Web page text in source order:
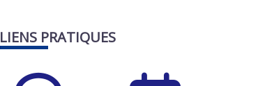
LIENS PRATIQUES